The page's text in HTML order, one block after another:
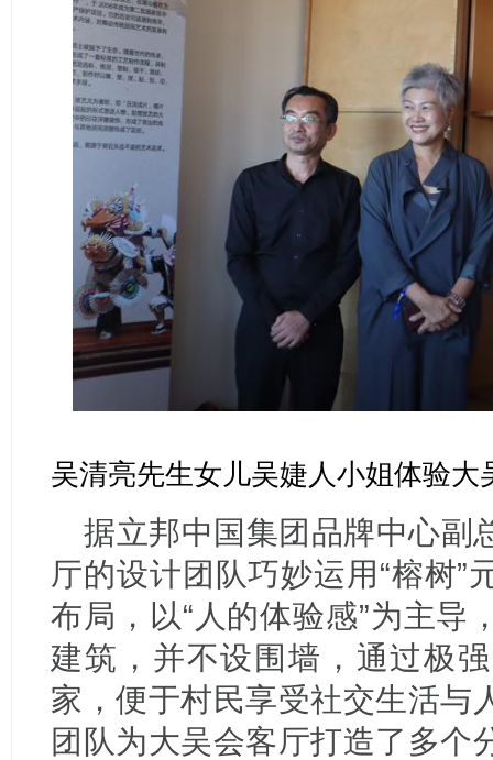
吴清亮先生女儿吴婕人小姐体验
据立邦中国集团品牌中心副
厅的设计团队巧妙运用“榕树”
布局，以“人的体验感”为主导
建筑，并不设围墙，通过极
家，便于村民享受社交生活与
团队为大吴会客厅打造了多个